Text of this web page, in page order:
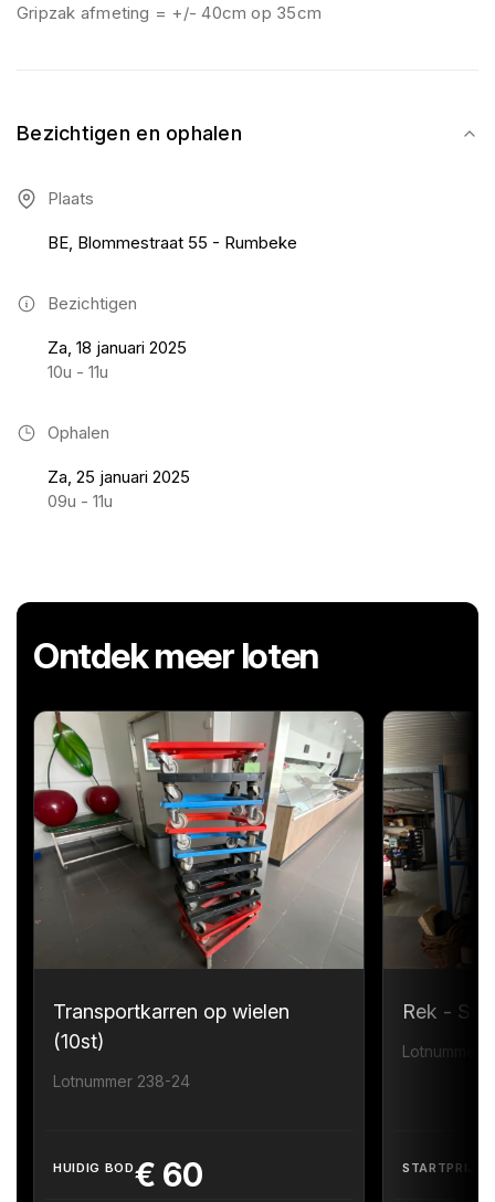
Gripzak afmeting = +/- 40cm op 35cm
Bezichtigen en ophalen
Plaats
BE, Blommestraat 55 - Rumbeke
Bezichtigen
Za, 18 januari 2025
10u - 11u
Ophalen
Za, 25 januari 2025
09u - 11u
Ontdek meer loten
Transportkarren op wielen
(10st)
Lotnummer 238-24
HUIDIG BOD€ 60
Rek -
Lotnummer
STARTPRIJS